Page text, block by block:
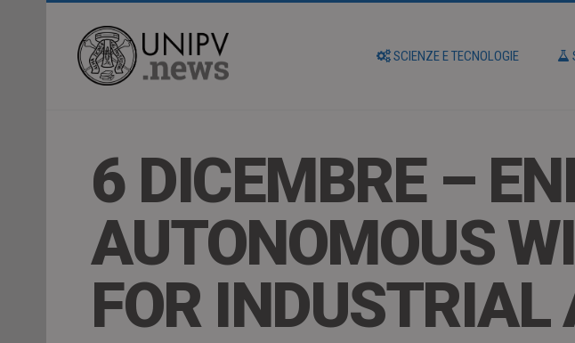
SCIENZE E TECNOLOGIE
6 DICEMBRE –
AUTONOMOUS
FOR